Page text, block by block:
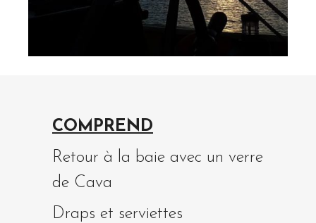
COMPREND
Retour à la baie avec un verre
de Cava
Draps et serviettes